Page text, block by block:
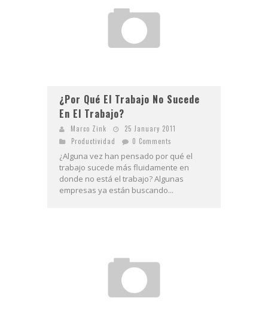
¿Por Qué El Trabajo No Sucede
En El Trabajo?
Marco Zink
25 January 2011
Productividad
0 Comments
¿Alguna vez han pensado por qué el
trabajo sucede más fluidamente en
donde no está el trabajo? Algunas
empresas ya están buscando...